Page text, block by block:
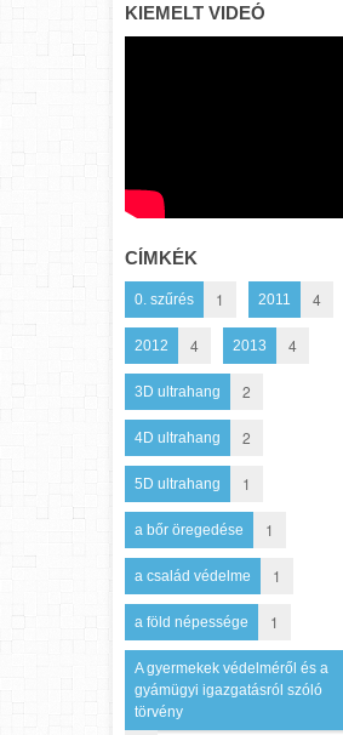
KIEMELT VIDEÓ
CÍMKÉK
0. szűrés 1 2011 4
2012 4 2013 4
3D ultrahang 2
4D ultrahang 2
5D ultrahang 1
a bőr öregedése 1
a család védelme 1
a föld népessége 1
A gyermekek védelméről és a
gyámügyi igazgatásról szóló
törvény